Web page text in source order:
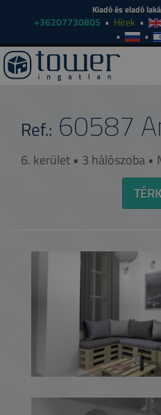
Kiadó és eladó
+36207730805 Hírek
Ref.: 60587
6. kerület • 3 hálószoba •